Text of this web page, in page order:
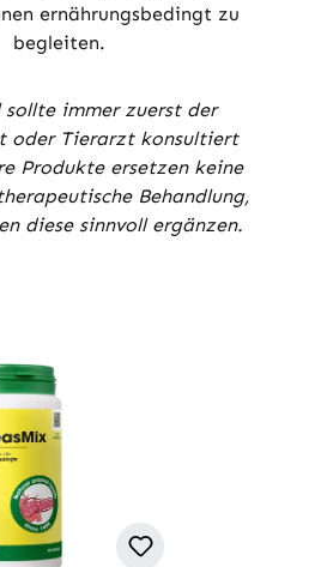
ernährungsbedingt zu
begleiten.
immer zuerst der
oder Tierarzt konsultiert
Produkte ersetzen keine
Behandlung,
diese sinnvoll ergänzen.